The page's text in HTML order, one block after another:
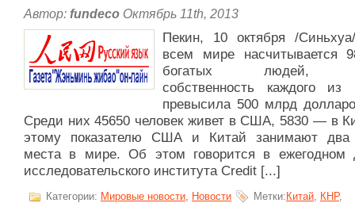
Автор: fundeco Октябрь 11th, 2013
Пекин, 10 октября /
всем мире насчитывается
богатых людей,
собственность каждого из
превысила 500 млрд
Среди них 45650 человек живет в США, 5830 — в
этому показателю США и Китай занимают два
места в мире. Об этом говорится в ежегодном
исследовательского института Credit [...]
Категории: Мировые новости Новости Метки:Китай КНР,